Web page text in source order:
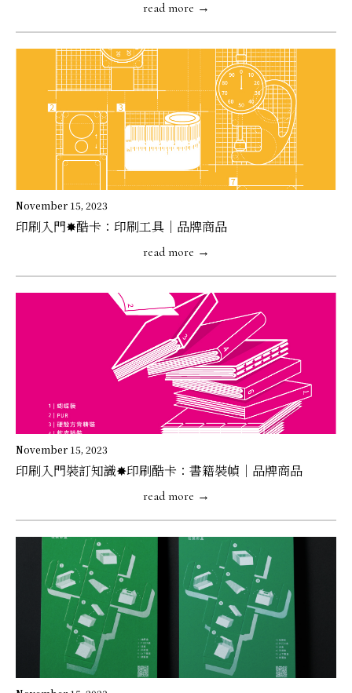
read more →
November 15, 2023
印刷入門✸酷卡：印刷工具｜品牌商品
read more →
November 15, 2023
印刷入門裝訂知識✸印刷酷卡：書籍裝幀｜品牌商品
read more →